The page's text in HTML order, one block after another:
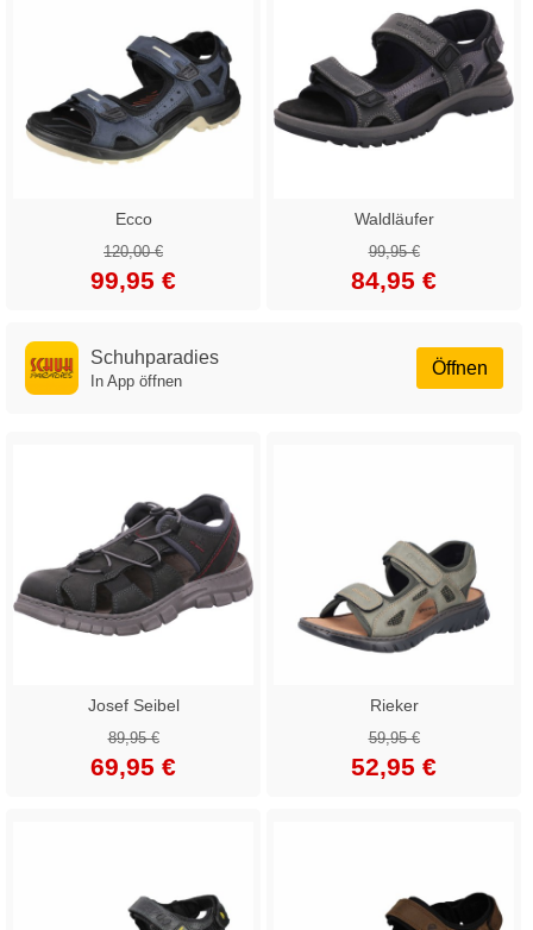
Ecco
120,00 €
99,95 €
Waldläufer
99,95 €
84,95 €
Öffnen
Schuhparadies
In App öffnen
Josef Seibel
89,95 €
69,95 €
Rieker
59,95 €
52,95 €